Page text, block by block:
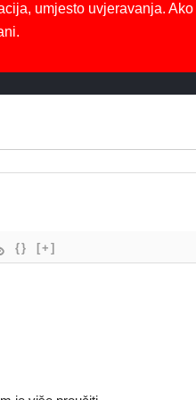
umjesto uvjeravanja.
{} [+]